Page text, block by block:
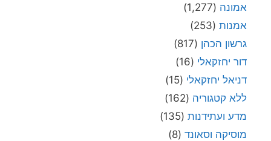
אמונה (1,277)
אמנות (253)
גרשון הכהן (817)
דור יחזקאלי (16)
דניאל יחזקאלי (15)
ללא קטגוריה (162)
מדע ועתידנות (135)
מוסיקה וסאונד (8)